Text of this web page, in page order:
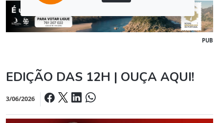
PUB
EDIÇÃO DAS 12H | OUÇA AQUI!
3/06/2026